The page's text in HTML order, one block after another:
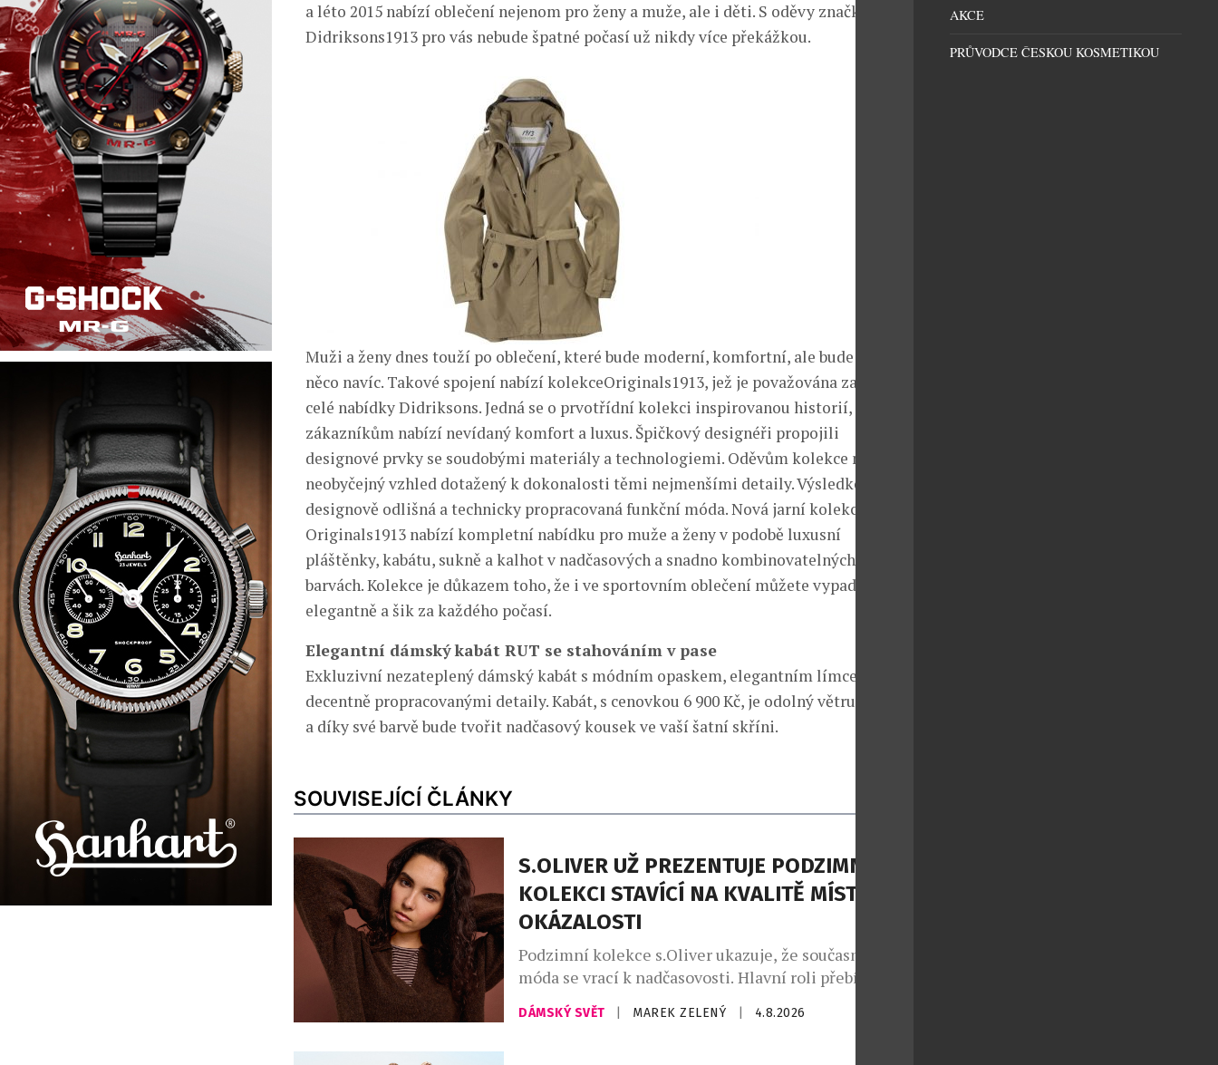
a léto 2015 nabízí oblečení nejenom pro ženy a muže, ale i děti. S oděvy značky
Didriksons1913 pro vás nebude špatné počasí už nikdy více překážkou.
Muži a ženy dnes touží po oblečení, které bude moderní, komfortní, ale bude mít i
něco navíc. Takové spojení nabízí kolekceOriginals1913, jež je považována za vrchol
celé nabídky Didriksons. Jedná se o prvotřídní kolekci inspirovanou historií, která
zákazníkům nabízí nevídaný komfort a luxus. Špičkový designéři propojili
designové prvky se soudobými materiály a technologiemi. Oděvům kolekce nechybí
neobyčejný vzhled dotažený k dokonalosti těmi nejmenšími detaily. Výsledkem je
designově odlišná a technicky propracovaná funkční móda. Nová jarní kolekce
Originals1913 nabízí kompletní nabídku pro muže a ženy v podobě luxusní
pláštěnky, kabátu, sukně a kalhot v nadčasových a snadno kombinovatelných
barvách. Kolekce je důkazem toho, že i ve sportovním oblečení můžete vypadat
elegantně a šik za každého počasí.
Elegantní dámský kabát RUT se stahováním v pase
Exkluzivní nezateplený dámský kabát s módním opaskem, elegantním límcem a
decentně propracovanými detaily. Kabát, s cenovkou 6 900 Kč, je odolný větru a vodě
a díky své barvě bude tvořit nadčasový kousek ve vaší šatní skříni.
SOUVISEJÍCÍ ČLÁNKY
S.OLIVER UŽ PREZENTUJE PODZIMNÍ
KOLEKCI STAVÍCÍ NA KVALITĚ MÍSTO
OKÁZALOSTI
Podzimní kolekce s.Oliver ukazuje, že současná
móda se vrací k nadčasovosti. Hlavní roli přebírá
promyšlený kapsulový šatník, v němž dominují
hřejivé odstíny kávy – od mocha mousse přes taupe
DÁMSKÝ SVĚT MAREK ZELENÝ 4.8.2026
AKCE
PRŮVODCE ČESKOU KOSMETIKOU